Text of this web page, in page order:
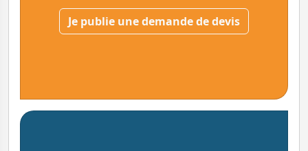
Je publie une demande de devis